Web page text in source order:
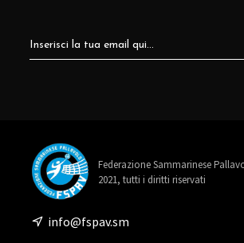
Federazione Sammarinese
2021, tutti i diritti riservati
info@fspav.sm